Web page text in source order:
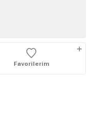
Favorilerim